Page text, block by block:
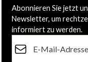
Abonnieren Sie jetzt
Newsletter, um
informiert zu werden.